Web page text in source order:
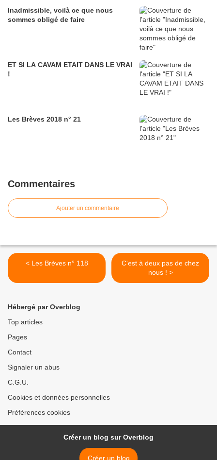
Inadmissible, voilà ce que nous
sommes obligé de faire
ET SI LA CAVAM ETAIT DANS LE VRAI
!
Les Brèves 2018 n° 21
Commentaires
Ajouter un commentaire
< Les Brèves n° 118
C'est à deux pas de chez
nous ! >
Hébergé par Overblog
Top articles
Pages
Contact
Signaler un abus
C.G.U.
Cookies et données personnelles
Préférences cookies
Créer un blog sur Overblog
Créer un blog